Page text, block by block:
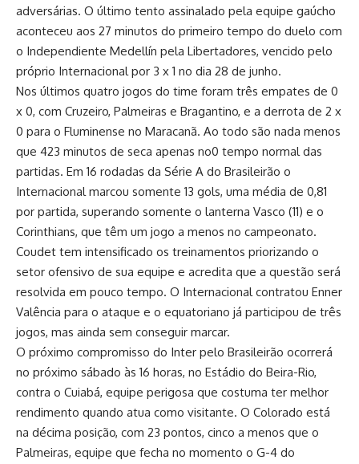
adversárias. O último tento assinalado pela equipe gaúcho
aconteceu aos 27 minutos do primeiro tempo do duelo com
o Independiente Medellín pela Libertadores, vencido pelo
próprio Internacional por 3 x 1 no dia 28 de junho.
Nos últimos quatro jogos do time foram três empates de 0
x 0, com Cruzeiro, Palmeiras e Bragantino, e a derrota de 2 x
0 para o Fluminense no Maracanã. Ao todo são nada menos
que 423 minutos de seca apenas no0 tempo normal das
partidas. Em 16 rodadas da Série A do Brasileirão o
Internacional marcou somente 13 gols, uma média de 0,81
por partida, superando somente o lanterna Vasco (11) e o
Corinthians, que têm um jogo a menos no campeonato.
Coudet tem intensificado os treinamentos priorizando o
setor ofensivo de sua equipe e acredita que a questão será
resolvida em pouco tempo. O Internacional contratou Enner
Valência para o ataque e o equatoriano já participou de três
jogos, mas ainda sem conseguir marcar.
O próximo compromisso do Inter pelo Brasileirão ocorrerá
no próximo sábado às 16 horas, no Estádio do Beira-Rio,
contra o Cuiabá, equipe perigosa que costuma ter melhor
rendimento quando atua como visitante. O Colorado está
na décima posição, com 23 pontos, cinco a menos que o
Palmeiras, equipe que fecha no momento o G-4 do